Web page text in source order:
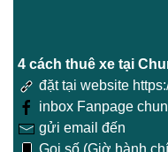
4 cách thuê xe tại
đặt tại website
inbox Fanpage
gửi email đến